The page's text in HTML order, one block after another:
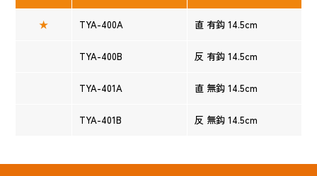
★ TYA-400A 直 有鈎 14.5cm
TYA-400B 反 有鈎 14.5cm
TYA-401A 直 無鈎 14.5cm
TYA-401B 反 無鈎 14.5cm